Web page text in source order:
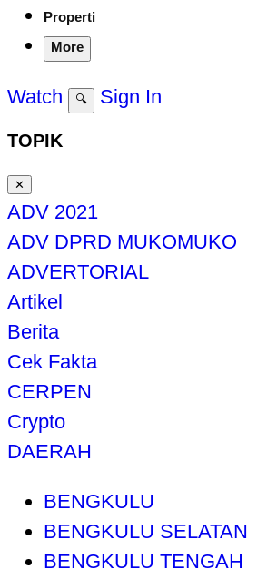
Properti
More
Watch 🔍 Sign In
TOPIK
✕
ADV 2021
ADV DPRD MUKOMUKO
ADVERTORIAL
Artikel
Berita
Cek Fakta
CERPEN
Crypto
DAERAH
BENGKULU
BENGKULU SELATAN
BENGKULU TENGAH